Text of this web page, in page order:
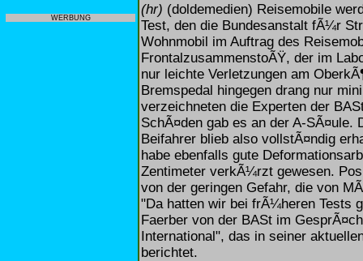
WERBUNG
(hr) (doldemedien) Reisemobile
Test, den die Bundesanstalt fÃ¼r
Wohnmobil im Auftrag des
FrontalzusammenstoÃŸ, der im
nur leichte Verletzungen am
Bremspedal hingegen drang nur
verzeichneten die Experten der
SchÃ¤den gab es an der A-
Beifahrer blieb also vollstÃ¤ndig
habe ebenfalls gute
Zentimeter verkÃ¼rzt gewesen.
von der geringen Gefahr, die von
"Da hatten wir bei frÃ¼heren Tests
Faerber von der BASt im
International", das in seiner
berichtet.